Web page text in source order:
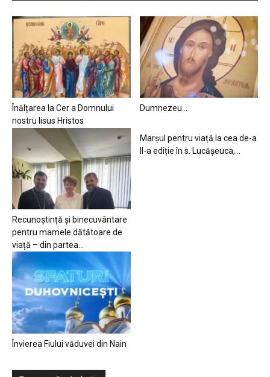
Înălțarea la Cer a Domnului
nostru Iisus Hristos
Dumnezeu…
Recunoștință și binecuvântare
pentru mamele dătătoare de
viață – din partea...
Marșul pentru viață la cea de-a
II-a ediție în s. Lucășeuca,...
Învierea Fiului văduvei din Nain